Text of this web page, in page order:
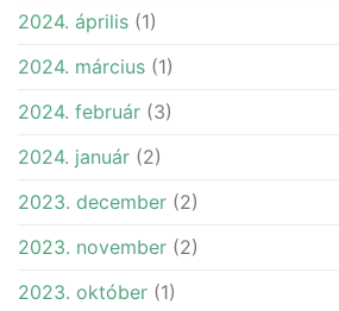
2024. április (1)
2024. március (1)
2024. február (3)
2024. január (2)
2023. december (2)
2023. november (2)
2023. október (1)